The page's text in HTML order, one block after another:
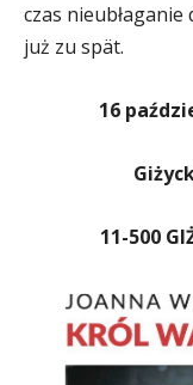
czas
już zu spät.
16
11-500